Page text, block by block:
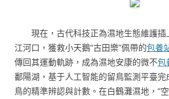
現在，古代科技正為濕地生態維護
江河口，獲救小天鵝“古田樂”佩帶的包養
傳回其運動軌跡，成為濕地安康的微不包
鄱陽湖，基于人工智能的留鳥監測平臺完
鳥的精準辨認與計數。在白鶴灘濕地，“